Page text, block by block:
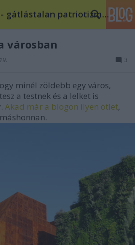
Fent és lent - gátlástalan patriotizmus
városban
3
minél zöldebb egy város,
a testnek és a lelket is
Akad már a blogon ilyen ötlet,